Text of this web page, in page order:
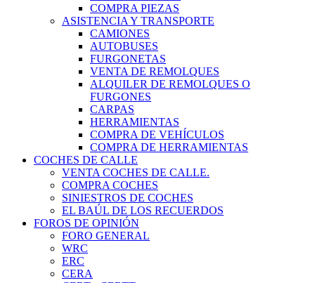
COMPRA PIEZAS
ASISTENCIA Y TRANSPORTE
CAMIONES
AUTOBUSES
FURGONETAS
VENTA DE REMOLQUES
ALQUILER DE REMOLQUES O
FURGONES
CARPAS
HERRAMIENTAS
COMPRA DE VEHÍCULOS
COMPRA DE HERRAMIENTAS
COCHES DE CALLE
VENTA COCHES DE CALLE.
COMPRA COCHES
SINIESTROS DE COCHES
EL BAÚL DE LOS RECUERDOS
FOROS DE OPINIÓN
FORO GENERAL
WRC
ERC
CERA